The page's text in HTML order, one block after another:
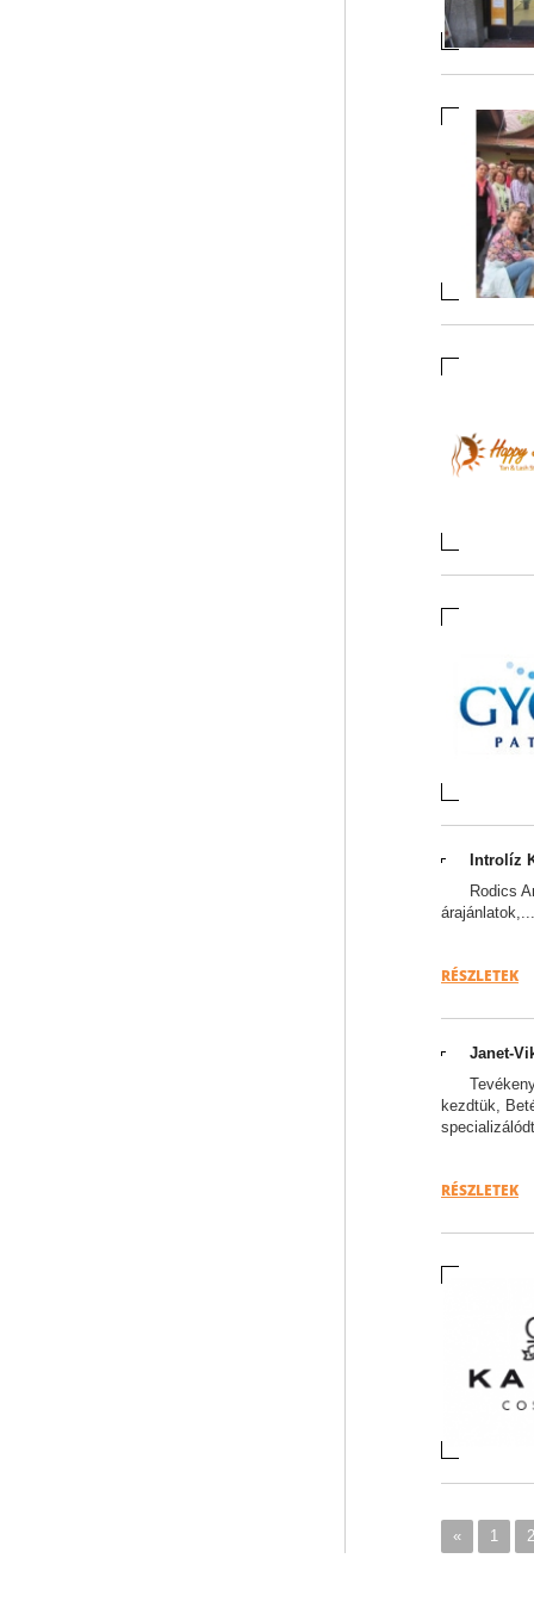
Introlíz
Rodics
árajánlatok,...
RÉSZLETEK
Janet-
kezdtük,
RÉSZLETEK
« 1 2